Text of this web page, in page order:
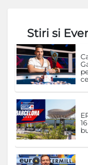
Stiri si